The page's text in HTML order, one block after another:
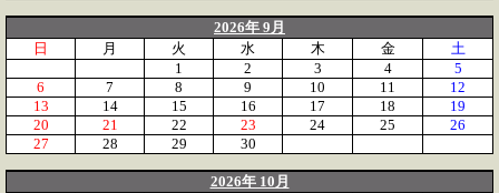
2026年 9月
日
月 火 水 木 金
土
1
2 3 4
5
6
7 8 9 10 11
12
13
14 15 16 17 18
19
20
21 22 23 24 25
26
27
28 29 30
2026年 10月